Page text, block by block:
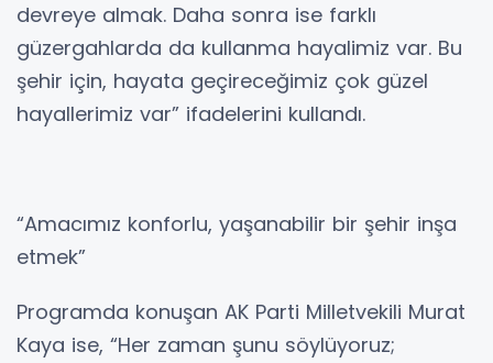
devreye almak. Daha sonra ise farklı
güzergahlarda da kullanma hayalimiz var. Bu
şehir için, hayata geçireceğimiz çok güzel
hayallerimiz var” ifadelerini kullandı.
“Amacımız konforlu, yaşanabilir bir şehir inşa
etmek”
Programda konuşan AK Parti Milletvekili Murat
Kaya ise, “Her zaman şunu söylüyoruz;